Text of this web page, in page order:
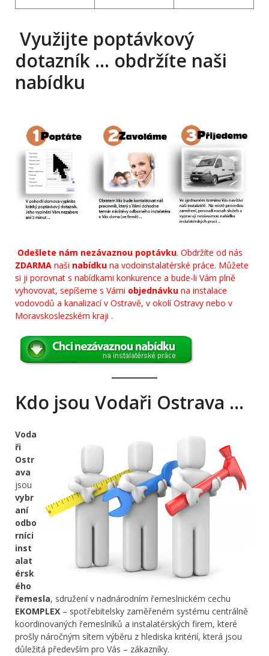
Využijte poptávkový
dotazník … obdržíte naši
nabídku
Odešlete nám nezávaznou poptávku. Obdržíte od nás
ZDARMA naši nabídku na vodoinstalatérské práce. Můžete
si ji porovnat s nabídkami konkurence a bude-li Vám plně
vyhovovat, sepíšeme s Vámi objednávku na instalace
vodovodů a kanalizací v Ostravě, v okolí Ostravy nebo v
Moravskoslezském kraji .
Kdo jsou Vodaři Ostrava …
Voda
ři
Ostr
ava
jsou
vybr
aní
odbo
rníci
inst
alat
érsk
ého
řemesla, sdružení v nadnárodním řemeslnickém cechu
EKOMPLEX – spotřebitelsky zaměřeném systému centrálně
koordinovaných řemeslníků a instalatérských firem, které
prošly náročným sítem výběru z hlediska kritérií, která jsou
důležitá především pro Vás – zákazníky.